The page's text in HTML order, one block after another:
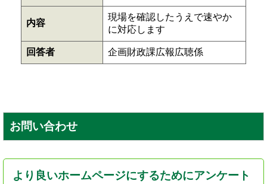
内容
現場を確認したうえで速やか
に対応します
回答者 企画財政課広報広聴係
お問い合わせ
より良いホームページにするためにアンケート